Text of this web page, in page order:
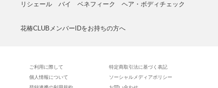
リシェール バイ ベネフィーク ヘア・ボディチェック
花椿CLUBメンバーIDをお持ちの方へ
ご利用に際して
特定商取引法に基づく表記
個人情報について
ソーシャルメディアポリシー